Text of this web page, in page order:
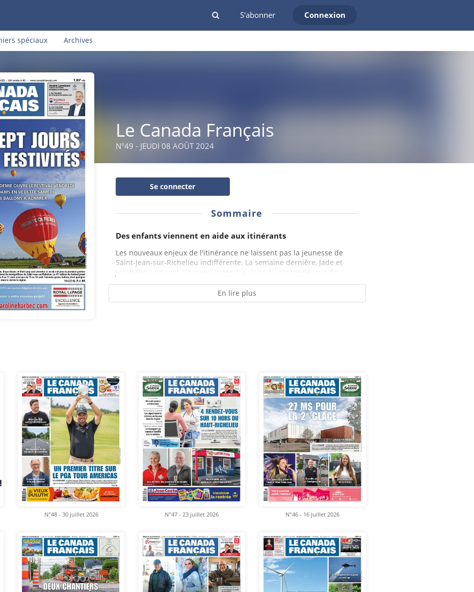
S'abonner Connexion
spéciaux Archives
Le Canada Français
N°49 - JEUDI 08 AOÛT 2024
Se connecter
Sommaire
Des enfants viennent en aide aux itinérants
Les nouveaux enjeux de l'itinérance ne laissent pas la jeunesse de
Saint-Jean-sur-Richelieu indifférente. La semaine dernière, Jade et
Jacob Plourde sont ainsi venus rendre visite au centre de jour de...
En lire plus
N°48 - 30 juillet 2026 N°47 - 23 juillet 2026 N°46 - 16 juillet 2026